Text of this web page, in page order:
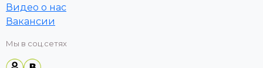
Видео о нас
Вакансии
Мы в соц.сетях